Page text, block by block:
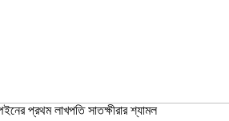
প্রথম লাখপতি সাতক্ষীরার শ্যামল